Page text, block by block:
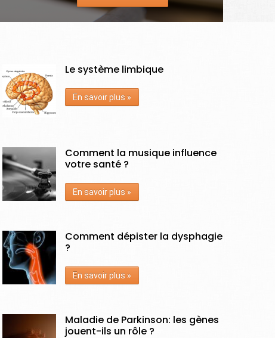
Le système limbique
En savoir plus »
Comment la musique influence
votre santé ?
En savoir plus »
Comment dépister la dysphagie
?
En savoir plus »
Maladie de Parkinson: les gènes
jouent-ils un rôle ?